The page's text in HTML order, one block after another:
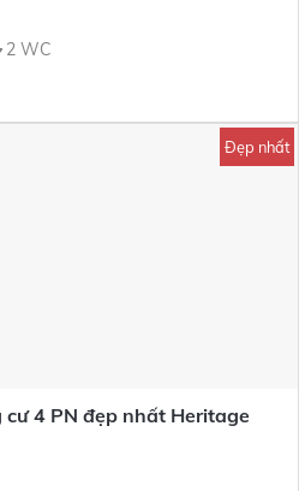
2 WC
Đẹp nhất
4 PN đẹp nhất Heritage